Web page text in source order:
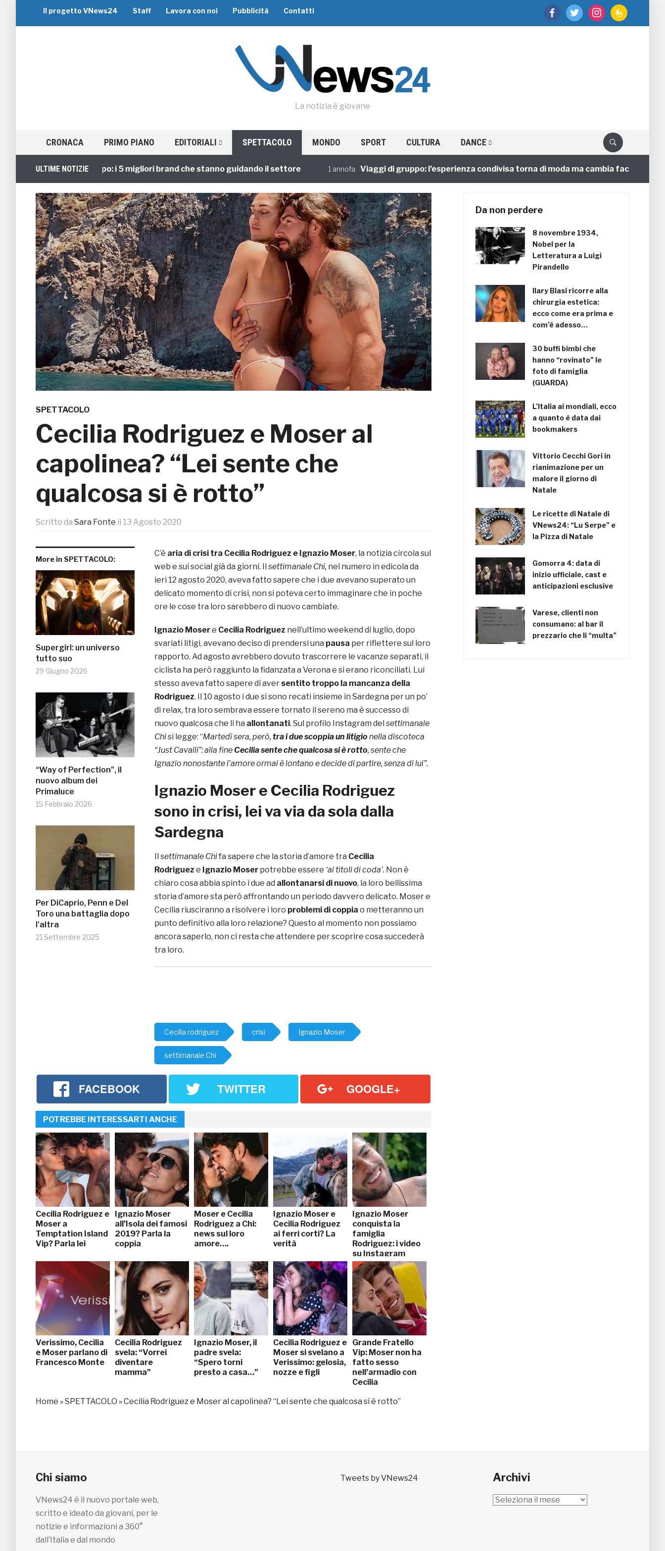
facebooktwitter instagramfeedburner
Il progetto VNews24 Staff Lavora con noi Pubblicità Contatti
La notizia è giovane
CRONACA PRIMO PIANO EDITORIALI SPETTACOLO MONDO SPORT CULTURA DANCE
ULTIME NOTIZIE
Viaggi di Gruppo: i 5 migliori brand che stanno guidando il settore 1 annofa Viaggi di gruppo: l’esperienza condivisa torna di moda ma cambia faccia
SPETTACOLO
Cecilia Rodriguez e Moser al
capolinea? “Lei sente che
qualcosa si è rotto”
Scritto da Sara Fonte il 13 Agosto 2020
More in SPETTACOLO:
Supergirl: un universo
tutto suo
29 Giugno 2026
“Way of Perfection”, il
nuovo album dei
Primaluce
15 Febbraio 2026
Per DiCaprio, Penn e Del
Toro una battaglia dopo
l’altra
21 Settembre 2025
C’è aria di crisi tra Cecilia Rodriguez e Ignazio Moser, la notizia circola sul
web e sui social già da giorni. Il settimanale Chi, nel numero in edicola da
ieri 12 agosto 2020, aveva fatto sapere che i due avevano superato un
delicato momento di crisi, non si poteva certo immaginare che in poche
ore le cose tra loro sarebbero di nuovo cambiate.
Ignazio Mosere Cecilia Rodriguez nell’ultimo weekend di luglio, dopo
svariati litigi, avevano deciso di prendersi una pausa per riflettere sul loro
rapporto. Ad agosto avrebbero dovuto trascorrere le vacanze separati, il
ciclista ha però raggiunto la fidanzata a Verona e si erano riconciliati. Lui
stesso aveva fatto sapere di aver sentito troppo la mancanza della
Rodriguez. Il 10 agosto i due si sono recati insieme in Sardegna per un po’
di relax, tra loro sembrava essere tornato il sereno ma è successo di
nuovo qualcosa che li ha allontanati. Sul profilo Instagram del settimanale
Chisi legge: “Martedì sera, però,tra i due scoppia un litigio nella discoteca
“Just Cavalli”: alla fine Cecilia sente che qualcosa si è rotto, sente che
Ignazio nonostante l’amore ormai è lontano e decide di partire, senza di lui”.
Ignazio Moser e Cecilia Rodriguez
sono in crisi, lei va via da sola dalla
Sardegna
Il settimanale Chifa sapere che la storia d’amore tra Cecilia
Rodriguez e Ignazio Moser potrebbe essere ‘ai titoli di coda’. Non è
chiaro cosa abbia spinto i due ad allontanarsi di nuovo, la loro bellissima
storia d’amore sta però affrontando un periodo davvero delicato. Moser e
Cecilia riusciranno a risolvere i loro problemi di coppia o metteranno un
punto definitivo alla loro relazione? Questo al momento non possiamo
ancora saperlo, non ci resta che attendere per scoprire cosa succederà
tra loro.
Cecilia rodriguez crisi Ignazio Moser
settimanale Chi
FACEBOOK TWITTER GOOGLE+
POTREBBE INTERESSARTI ANCHE
Cecilia Rodriguez e
Moser a
Temptation Island
Vip? Parla lei
Ignazio Moser
all’Isola dei famosi
2019? Parla la
coppia
Moser e Cecilia
Rodriguez a Chi:
news sul loro
amore….
Ignazio Moser e
Cecilia Rodriguez
ai ferri corti? La
verità
Ignazio Moser
conquista la
famiglia
Rodriguez: i video
su Instagram
Verissimo, Cecilia
e Moser parlano di
Francesco Monte
Cecilia Rodriguez
svela: “Vorrei
diventare
mamma”
Ignazio Moser, il
padre svela:
“Spero torni
presto a casa…”
Cecilia Rodriguez e
Moser si svelano a
Verissimo: gelosia,
nozze e figli
Grande Fratello
Vip: Moser non ha
fatto sesso
nell’armadio con
Cecilia
Home »SPETTACOLO »Cecilia Rodriguez e Moser al capolinea? “Lei sente che qualcosa si è rotto”
Da non perdere
8 novembre 1934,
Nobel per la
Letteratura a Luigi
Pirandello
Ilary Blasi ricorre alla
chirurgia estetica:
ecco come era prima e
com’è adesso…
30 buffi bimbi che
hanno “rovinato” le
foto di famiglia
(GUARDA)
L’Italia ai mondiali, ecco
a quanto è data dai
bookmakers
Vittorio Cecchi Gori in
rianimazione per un
malore il giorno di
Natale
Le ricette di Natale di
VNews24: “Lu Serpe” e
la Pizza di Natale
Gomorra 4: data di
inizio ufficiale, cast e
anticipazioni esclusive
Varese, clienti non
consumano: al bar il
prezzario che li “multa”
Chi siamo
VNews24 è il nuovo portale web,
scritto e ideato da giovani, per le
notizie e informazioni a 360°
dall’Italia e dal mondo
Tweets by VNews24 Archivi
Archivi